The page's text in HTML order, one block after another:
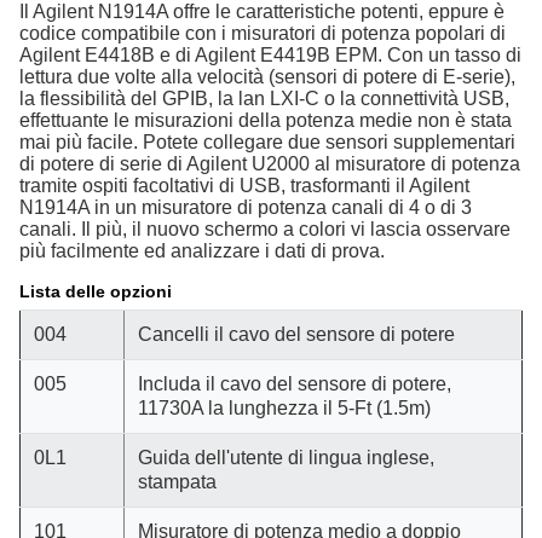
Il Agilent N1914A offre le caratteristiche potenti, eppure è
codice compatibile con i misuratori di potenza popolari di
Agilent E4418B e di Agilent E4419B EPM. Con un tasso di
lettura due volte alla velocità (sensori di potere di E-serie),
la flessibilità del GPIB, la lan LXI-C o la connettività USB,
effettuante le misurazioni della potenza medie non è stata
mai più facile. Potete collegare due sensori supplementari
di potere di serie di Agilent U2000 al misuratore di potenza
tramite ospiti facoltativi di USB, trasformanti il Agilent
N1914A in un misuratore di potenza canali di 4 o di 3
canali. Il più, il nuovo schermo a colori vi lascia osservare
più facilmente ed analizzare i dati di prova.
Lista delle opzioni
004 Cancelli il cavo del sensore di potere
005
Includa il cavo del sensore di potere,
11730A la lunghezza il 5-Ft (1.5m)
0L1
Guida dell'utente di lingua inglese,
stampata
101 Misuratore di potenza medio a doppio